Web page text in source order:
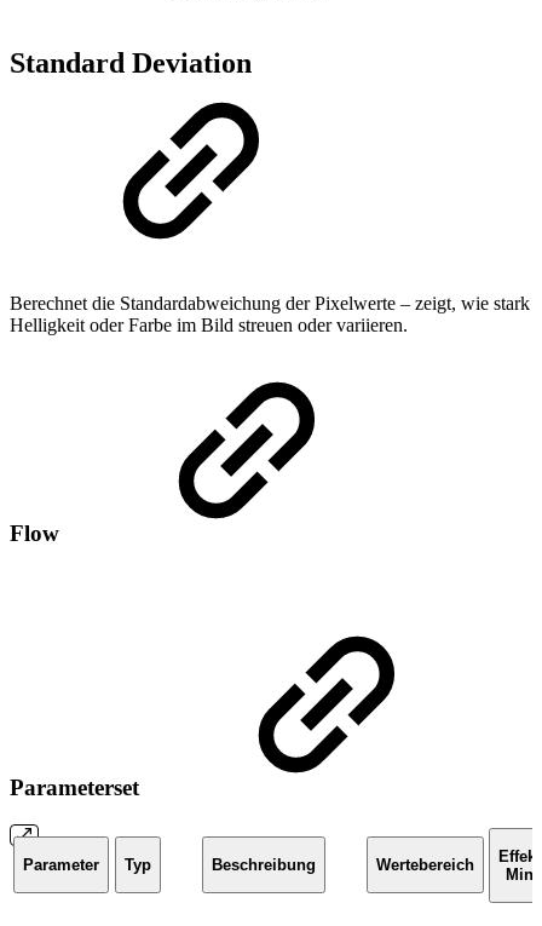
Standard Deviation
Berechnet die Standardabweichung der Pixelwerte – zeigt, wie stark
Helligkeit oder Farbe im Bild streuen oder variieren.
Flow
Parameterset
Parameter Typ Beschreibung Wertebereich
Effekt
Min